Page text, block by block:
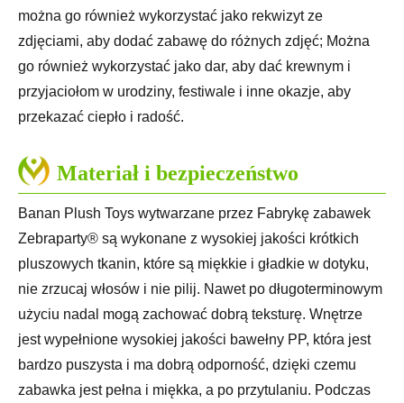
można go również wykorzystać jako rekwizyt ze
zdjęciami, aby dodać zabawę do różnych zdjęć; Można
go również wykorzystać jako dar, aby dać krewnym i
przyjaciołom w urodziny, festiwale i inne okazje, aby
przekazać ciepło i radość.
Materiał i bezpieczeństwo
Banan Plush Toys wytwarzane przez Fabrykę zabawek
Zebraparty® są wykonane z wysokiej jakości krótkich
pluszowych tkanin, które są miękkie i gładkie w dotyku,
nie zrzucaj włosów i nie pilij. Nawet po długoterminowym
użyciu nadal mogą zachować dobrą teksturę. Wnętrze
jest wypełnione wysokiej jakości bawełny PP, która jest
bardzo puszysta i ma dobrą odporność, dzięki czemu
zabawka jest pełna i miękka, a po przytulaniu. Podczas